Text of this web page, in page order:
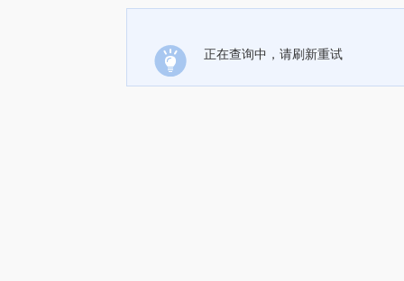
正在查询中，请刷新重试